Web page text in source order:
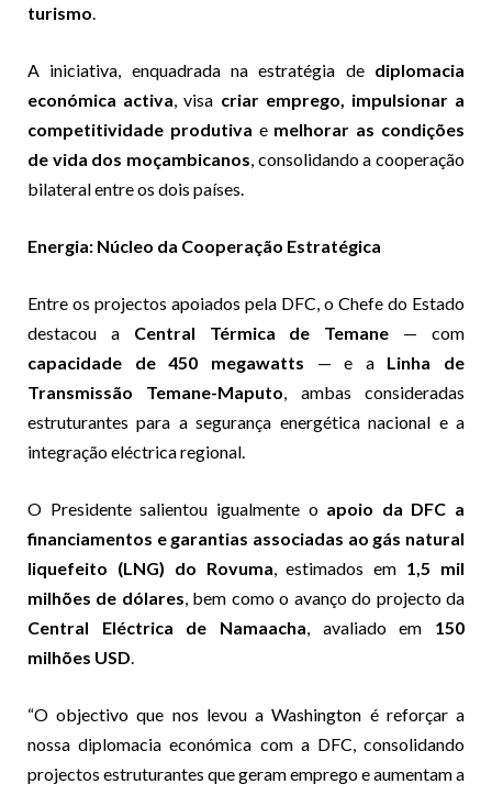
turismo.
A iniciativa, enquadrada na estratégia de diplomacia
económica activa, visa criar emprego, impulsionar a
competitividade produtiva e melhorar as condições
de vida dos moçambicanos, consolidando a cooperação
bilateral entre os dois países.
Energia: Núcleo da Cooperação Estratégica
Entre os projectos apoiados pela DFC, o Chefe do Estado
destacou a Central Térmica de Temane — com
capacidade de 450 megawatts — e a Linha de
Transmissão Temane-Maputo, ambas consideradas
estruturantes para a segurança energética nacional e a
integração eléctrica regional.
O Presidente salientou igualmente o apoio da DFC a
financiamentos e garantias associadas ao gás natural
liquefeito (LNG) do Rovuma, estimados em 1,5 mil
milhões de dólares, bem como o avanço do projecto da
Central Eléctrica de Namaacha, avaliado em 150
milhões USD.
“O objectivo que nos levou a Washington é reforçar a
nossa diplomacia económica com a DFC, consolidando
projectos estruturantes que geram emprego e aumentam a